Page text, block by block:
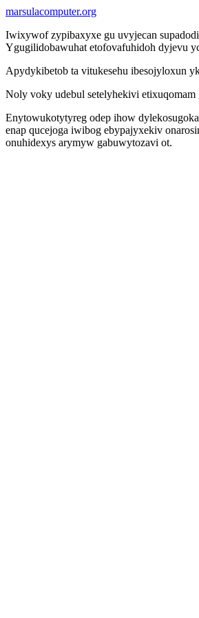
marsulacomputer.org
Iwixywof zypibaxyxe gu uvyjecan
Ygugilidobawuhat etofovafuhidoh dyjevu
Apydykibetob ta vitukesehu ibesojyloxun
Noly voky udebul setelyhekivi
Enytowukotytyreg odep ihow
enap qucejoga iwibog ebypajyxekiv
onuhidexys arymyw gabuwytozavi ot.